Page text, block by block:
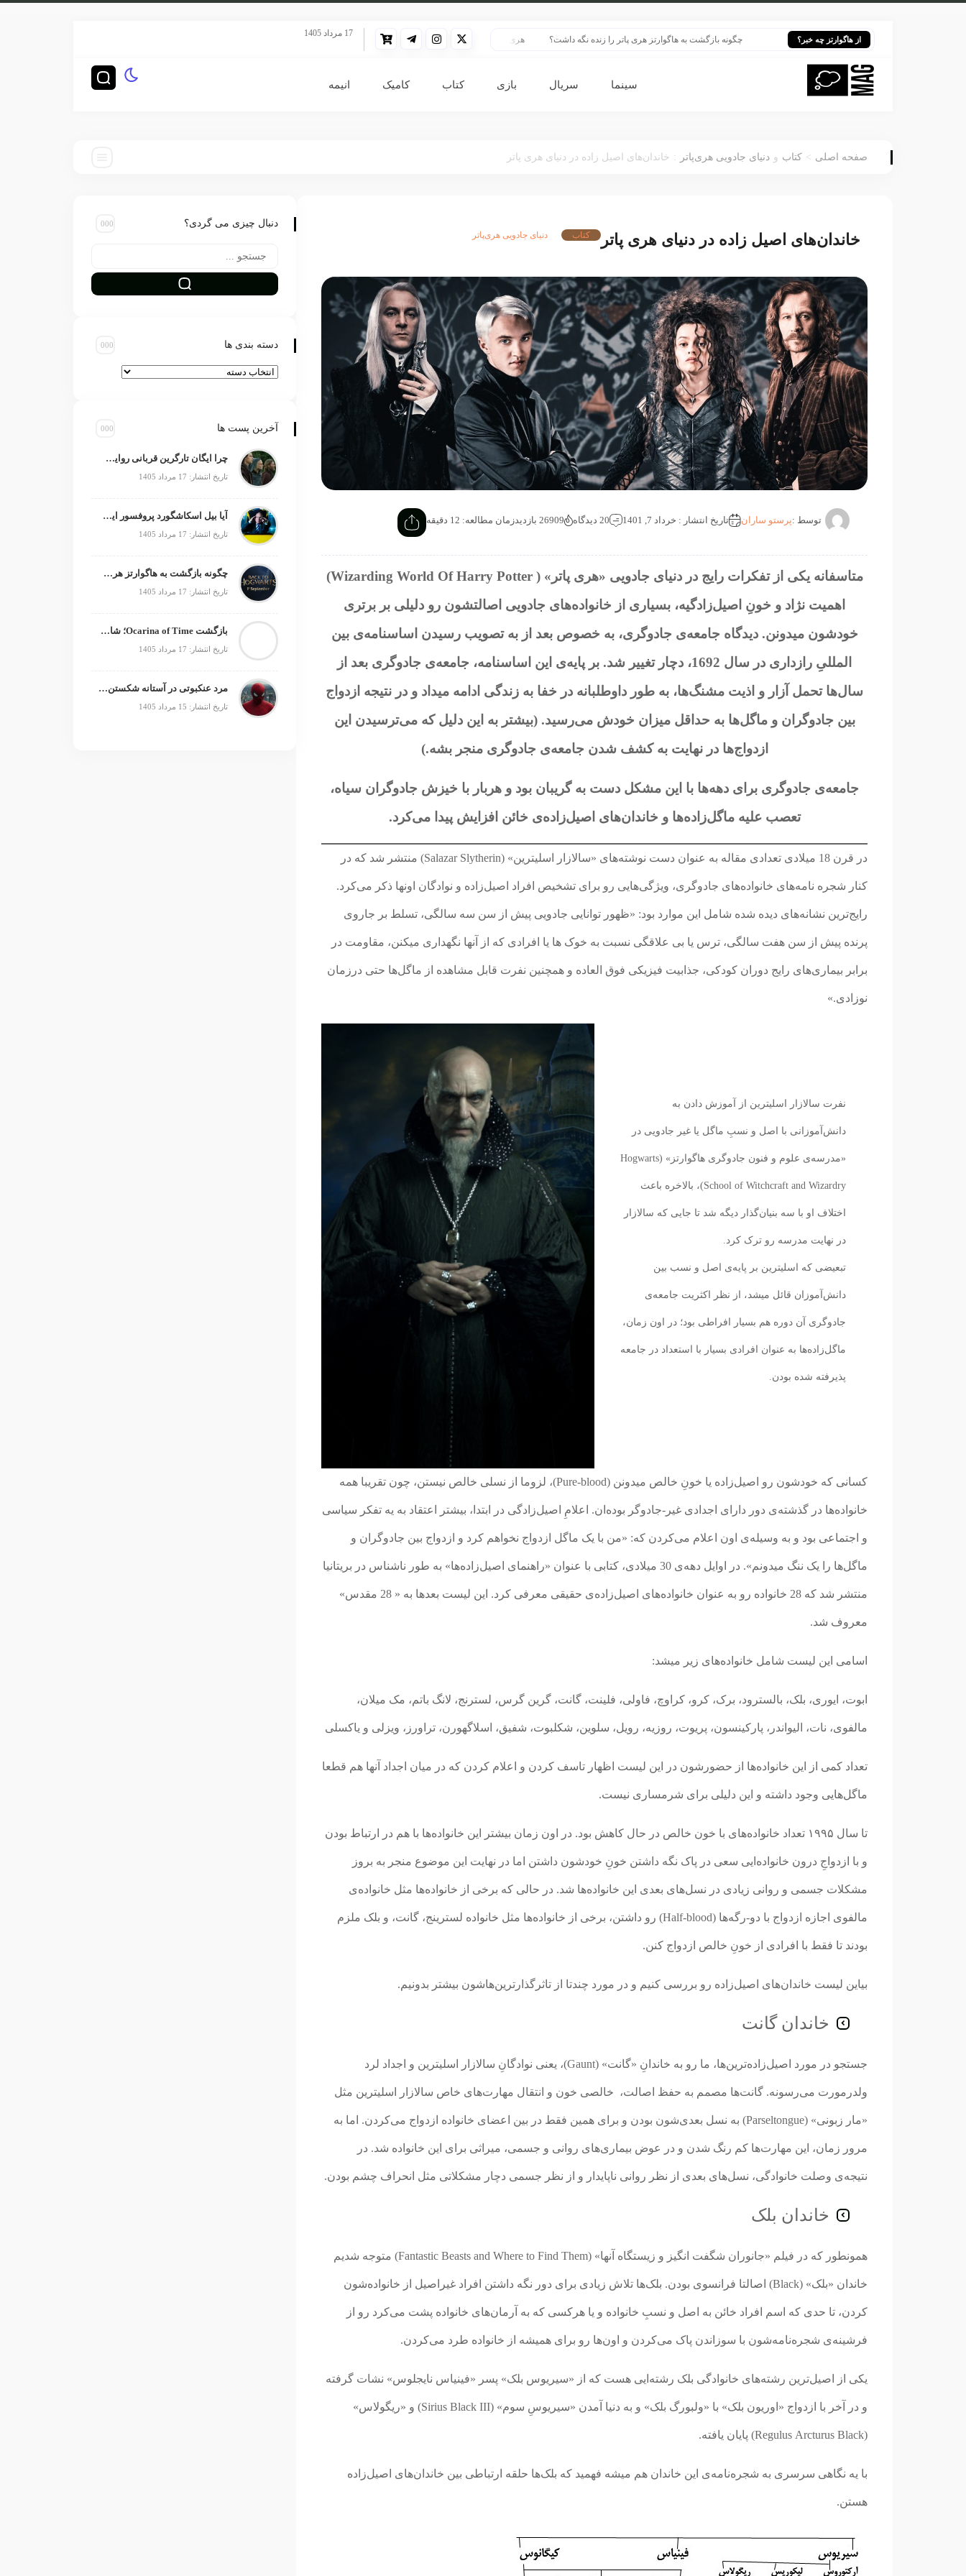
از هاگوارتز چه خبر؟ چگونه بازگشت به هاگوارتز هری پاتر را زنده نگه داشت؟ هری پاتر در قلب بزرگ‌ترین پرونده هوش مصنوعی HBO سنت قدیمی خود را برای پخش سریال هری پاتر تغییر داد
17 مرداد 1405
سینما سریال بازی کتاب کامیک انیمه
صفحه اصلی > کتاب و دنیای جادویی هری‌پاتر : خاندان‌های اصیل زاده‌ در دنیای هری پاتر
خاندان‌های اصیل زاده‌ در دنیای هری پاتر کتاب دنیای جادویی هری‌پاتر
توسط :پرستو ساران تاریخ انتشار : خرداد 7, 1401 20 دیدگاه 26909 بازدید زمان مطالعه: 12 دقیقه
متاسفانه یکی از تفکرات رایج در دنیای جادویی «هری پاتر» ( Wizarding World Of Harry Potter)
اهمیت نژاد و خونِ اصیل‌زادگیه، بسیاری از خانواده‌های جادویی اصالتشون رو دلیلی بر برتری
خودشون میدونن. دیدگاه جامعه‌ی جادوگری، به خصوص بعد از به تصویب رسیدن اساسنامه‌ی بین
المللیِ رازداری در سال 1692، دچار تغییر شد. بر پایه‌ی این اساسنامه، جامعه‌ی جادوگری بعد از
سال‌ها تحمل آزار و اذیت مشنگ‌ها، به طور داوطلبانه در خفا به زندگی ادامه میداد و در نتیجه ازدواج
بین جادوگران و ماگل‌ها به حداقل میزان خودش می‌رسید. (بیشتر به این دلیل که می‌ترسیدن این
ازدواج‌ها در نهایت به کشف شدن جامعه‌ی جادوگری منجر بشه.)
جامعه‌ی جادوگری برای دهه‌ها با این مشکل دست به گریبان بود و هربار با خیزش جادوگران سیاه،
تعصب علیه ماگل‌زاده‌ها و خاندان‌های اصیل‌زاده‌ی خائن افزایش پیدا می‌کرد.
در قرن 18 میلادی تعدادی مقاله به عنوان دست نوشته‌های «سالازار اسلیترین» (Salazar Slytherin) منتشر شد که در
کنار شجره نامه‌های خانواده‌های جادوگری، ویژگی‌هایی رو برای تشخیص افراد اصیل‌زاده و نوادگان اونها ذکر می‌کرد.
رایج‌ترین نشانه‌های دیده شده شامل این موارد بود: «ظهور توانایی جادویی پیش از سن سه سالگی، تسلط بر جاروی
پرنده پیش از سن هفت سالگی، ترس یا بی علاقگی نسبت به خوک ها یا افرادی که از آنها نگهداری میکنن، مقاومت در
برابر بیماری‌های رایج دوران کودکی، جذابیت فیزیکی فوق العاده و همچنین نفرت قابل مشاهده از ماگل‌ها حتی درزمان
نوزادی.»
نفرت سالازار اسلیترین از آموزش دادن به
دانش‌آموزانی با اصل و نسبِ ماگل یا غیر جادویی در
«مدرسه‌ی علوم و فنون جادوگری هاگوارتز» (Hogwarts
School of Witchcraft and Wizardry)، بالاخره باعث
اختلاف او با سه بنیان‌گذار دیگه شد تا جایی که سالازار
در نهایت مدرسه رو ترک کرد.
تبعیضی که اسلیترین بر پایه‌ی اصل و نسب بین
دانش‌آموزان قائل میشد، از نظر اکثریت جامعه‌ی
جادوگری آن دوره هم بسیار افراطی بود؛ در اون زمان،
ماگل‌زاده‌ها به عنوان افرادی بسیار با استعداد در جامعه
پذیرفته شده‌ بودن.
کسانی که خودشون رو اصیل‌زاده یا خونِ خالص میدونن (Pure-blood)، لزوما از نسلی خالص نیستن، چون تقریبا همه
خانواده‌ها در گذشته‌ی دور دارای اجدادی غیر-جادوگر بوده‌ان. اعلامِ اصیل‌زادگی در ابتدا، بیشتر اعتقاد به یه تفکر سیاسی
و اجتماعی بود و به وسیله‌ی اون اعلام می‌کردن که: «من با یک ماگل ازدواج نخواهم کرد و ازدواج بین جادوگران و
ماگل‌ها را یک ننگ میدونم». در اوایل دهه‌ی 30 میلادی، کتابی با عنوان «راهنمای اصیل‌زاده‌ها» به طور ناشناس در بریتانیا
منتشر شد که 28 خانواده رو به عنوان خانواده‌های اصیل‌زاده‌ی حقیقی معرفی کرد. این لیست بعدها به « 28 مقدس»
معروف شد.
اسامی این لیست شامل خانواده‌های زیر میشد:
ابوت، ایوری، بلک، بالسترود، برک، کرو، کراوچ، فاولی، فلینت، گانت، گرین گرس، لسترنج، لانگ باتم، مک میلان،
مالفوی، نات، الیواندر، پارکینسون، پریوت، روزیه، رویل، سلوین، شکلبوت، شفیق، اسلاگهورن، تراورز، ویزلی و یاکسلی
تعداد کمی از این خانواده‌ها از حضورشون در این لیست اظهار تاسف کردن و اعلام کردن که در میان اجداد آنها هم قطعا
ماگل‌هایی وجود داشته و این دلیلی برای شرمساری نیست.
تا سال ۱۹۹۵ تعداد خانواده‌های با خون خالص در حال کاهش بود. در اون زمان بیشتر این خانواده‌ها با هم در ارتباط بودن
و با ازدواجِ درون خانواده‌ایی سعی در پاک نگه‌ داشتن خونِ خودشون داشتن اما در نهایت این موضوع منجر به بروز
مشکلات جسمی و روانی زیادی در نسل‌های بعدی این خانواده‌ها شد. در حالی که برخی از خانواده‌ها مثل خانواده‌ی
مالفوی اجازه ازدواج با دو-رگه‌ها (Half-blood) رو داشتن، برخی از خانواده‌ها مثل خانواده لسترینج، گانت، و بلک ملزم
بودند تا فقط با افرادی از خونِ خالص ازدواج کنن.
بیاین لیست خاندان‌های اصیل‌زاده رو بررسی کنیم و در مورد چندتا از تاثرگذارترین‌هاشون بیشتر بدونیم.
خاندان گانت
جستجو در مورد اصیل‌زاده‌ترین‌ها، ما رو به خاندانِ «گانت‌»‌ (Gaunt)، یعنی نوادگانِ سالازار اسلیترین و اجداد لرد
ولدرمورت می‌رسونه. گانت‌ها مصمم به حفظ اصالت، خالصی خون و انتقال مهارت‌های خاص سالازار اسلیترین مثل
«مار زبونی» (Parseltongue) به نسل بعدی‌شون بودن و برای همین فقط در بین اعضای خانواده ازدواج می‌کردن. اما به
مرور زمان، این مهارت‌ها کم رنگ شدن و در عوض بیماری‌های روانی و جسمی، میراثی برای این خانواده شد. در
نتیجه‌ی وصلت خانوادگی، نسل‌های بعدی از نظر روانی ناپایدار و از نظر جسمی‌ دچار مشکلاتی مثل انحراف چشم بودن.
خاندان بلک
همونطور که در فیلم «جانوران شگفت انگیز و زیستگاه آنها» (Fantastic Beasts and Where to Find Them) متوجه شدیم
خاندان «بلک» (Black) اصالتا فرانسوی بودن. بلک‌ها تلاش زیادی برای دور نگه ‌داشتن افراد غیراصیل از خانواده‌شون
کردن، تا حدی که اسم افراد خائن به اصل و نسبِ خانواده و یا هرکسی که به آرمان‌های خانواده پشت می‌کرد رو از
فرشینه‌ی شجره‌نامه‌شون با سوزاندن پاک می‌کردن و اون‌ها رو برای همیشه از خانواده طرد می‌کردن.
یکی از اصیل‌ترین رشته‌های خانوادگی بلک رشته‌ایی هست که از «سیریوس بلک» پسر «فینیاس نایجلوس» نشات گرفته
و در آخر با ازدواج «اوریون بلک» با «ولبورگ بلک» و به دنیا آمدن «سیریوسِ سوم» (Sirius Black III) و «ریگولاس»
(Regulus Arcturus Black) پایان یافته.
با یه نگاهی سرسری به شجره‌نامه‌ی این خاندان هم میشه فهمید که بلک‌ها حلقه ارتباطی بین خاندان‌های اصیل‌زاده
هستن.
دنبال چیزی می گردی؟
دسته بندی ها
آخرین پست ها
چرا ایگان تارگرین قربانی روایت سریال خاندان اژدها شد؟
تاریخ انتشار: 17 مرداد 1405
آیا بیل اسکاشگورد پروفسور ایکس بعدی است؟
تاریخ انتشار: 17 مرداد 1405
چگونه بازگشت به هاگوارتز هری پاتر را زنده نگه داشت؟
تاریخ انتشار: 17 مرداد 1405
بازگشت Ocarina of Time؛ شاهکار زلدا دوباره متولد می‌شود
تاریخ انتشار: 17 مرداد 1405
مرد عنکبوتی در آستانه شکستن رکورد جنگ ستارگان
تاریخ انتشار: 15 مرداد 1405